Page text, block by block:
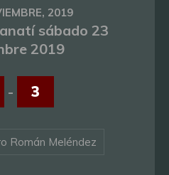
2019
sábado 23
2019
- 3
Román Meléndez